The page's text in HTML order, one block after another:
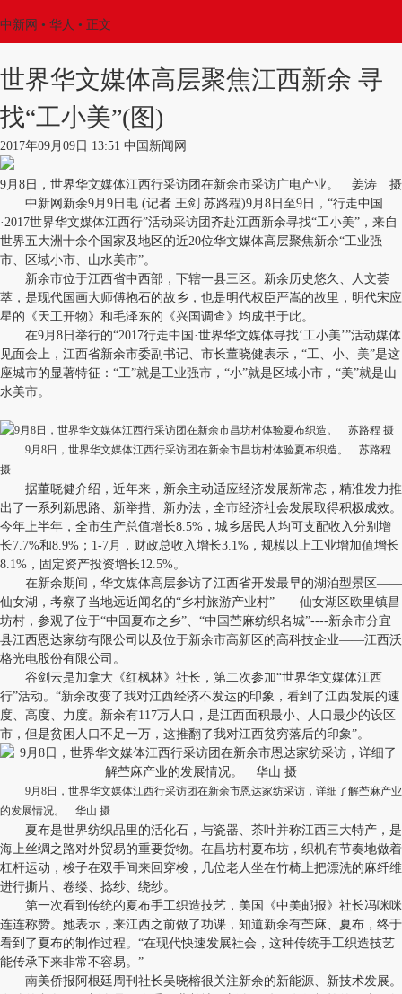
中新网 • 华人 • 正文
世界华文媒体高层聚焦江西新余 寻
找“工小美”(图)
2017年09月09日 13:51 中国新闻网
9月8日，世界华文媒体江西行采访团在新余市采访广电产业。 姜涛 摄
中新网新余9月9日电 (记者 王剑 苏路程)9月8日至9日，“行走中国
·2017世界华文媒体江西行”活动采访团齐赴江西新余寻找“工小美”，来自
世界五大洲十余个国家及地区的近20位华文媒体高层聚焦新余“工业强
市、区域小市、山水美市”。
新余市位于江西省中西部，下辖一县三区。新余历史悠久、人文荟
萃，是现代国画大师傅抱石的故乡，也是明代权臣严嵩的故里，明代宋应
星的《天工开物》和毛泽东的《兴国调查》均成书于此。
在9月8日举行的“2017行走中国·世界华文媒体寻找‘工小美’”活动媒体
见面会上，江西省新余市委副书记、市长董晓健表示，“工、小、美”是这
座城市的显著特征：“工”就是工业强市，“小”就是区域小市，“美”就是山
水美市。
9月8日，世界华文媒体江西行采访团在新余市昌坊村体验夏布织造。 苏路程
摄
据董晓健介绍，近年来，新余主动适应经济发展新常态，精准发力推
出了一系列新思路、新举措、新办法，全市经济社会发展取得积极成效。
今年上半年，全市生产总值增长8.5%，城乡居民人均可支配收入分别增
长7.7%和8.9%；1-7月，财政总收入增长3.1%，规模以上工业增加值增长
8.1%，固定资产投资增长12.5%。
在新余期间，华文媒体高层参访了江西省开发最早的湖泊型景区——
仙女湖，考察了当地远近闻名的“乡村旅游产业村”——仙女湖区欧里镇昌
坊村，参观了位于“中国夏布之乡”、“中国苎麻纺织名城”----新余市分宜
县江西恩达家纺有限公司以及位于新余市高新区的高科技企业——江西沃
格光电股份有限公司。
谷剑云是加拿大《红枫林》社长，第二次参加“世界华文媒体江西
行”活动。“新余改变了我对江西经济不发达的印象，看到了江西发展的速
度、高度、力度。新余有117万人口，是江西面积最小、人口最少的设区
市，但是贫困人口不足一万，这推翻了我对江西贫穷落后的印象”。
9月8日，世界华文媒体江西行采访团在新余市恩达家纺采访，详细了解苎麻产业
的发展情况。 华山 摄
夏布是世界纺织品里的活化石，与瓷器、茶叶并称江西三大特产，是
海上丝绸之路对外贸易的重要货物。在昌坊村夏布坊，织机有节奏地做着
杠杆运动，梭子在双手间来回穿梭，几位老人坐在竹椅上把漂洗的麻纤维
进行撕片、卷缕、捻纱、绕纱。
第一次看到传统的夏布手工织造技艺，美国《中美邮报》社长冯咪咪
连连称赞。她表示，来江西之前做了功课，知道新余有苎麻、夏布，终于
看到了夏布的制作过程。“在现代快速发展社会，这种传统手工织造技艺
能传承下来非常不容易。”
南美侨报阿根廷周刊社长吴晓榕很关注新余的新能源、新技术发展。